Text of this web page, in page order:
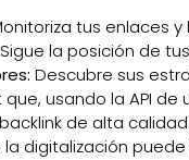
tus enlaces
Sigue la posición de
Descubre sus
que, usando la API
de alta
digitalización